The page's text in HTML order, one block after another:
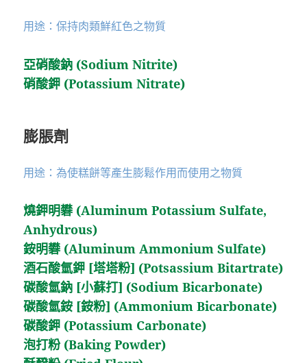
用途：保持肉類鮮紅色之物質
亞硝酸鈉 (Sodium Nitrite)
硝酸鉀 (Potassium Nitrate)
膨脹劑
用途：為使糕餅等產生膨鬆作用而使用之物質
燒鉀明礬 (Aluminum Potassium Sulfate,
Anhydrous)
銨明礬 (Aluminum Ammonium Sulfate)
酒石酸氫鉀 [塔塔粉] (Potsassium Bitartrate)
碳酸氫鈉 [小蘇打] (Sodium Bicarbonate)
碳酸氫銨 [銨粉] (Ammonium Bicarbonate)
碳酸鉀 (Potassium Carbonate)
泡打粉 (Baking Powder)